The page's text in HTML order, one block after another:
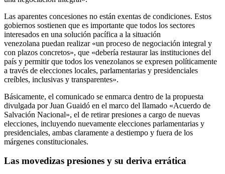
Las aparentes concesiones no están exentas de condiciones. Estos
gobiernos sostienen que es importante que todos los sectores
interesados en una solución pacífica a la situación
venezolana puedan realizar «un proceso de negociación integral y
con plazos concretos», que «debería restaurar las instituciones del
país y permitir que todos los venezolanos se expresen políticamente
a través de elecciones locales, parlamentarias y presidenciales
creíbles, inclusivas y transparentes».
Básicamente, el comunicado se enmarca dentro de la propuesta
divulgada por Juan Guaidó en el marco del llamado «Acuerdo de
Salvación Nacional», el de retirar presiones a cargo de nuevas
elecciones, incluyendo nuevamente elecciones parlamentarias y
presidenciales, ambas claramente a destiempo y fuera de los
márgenes constitucionales.
Las movedizas presiones y su deriva errática